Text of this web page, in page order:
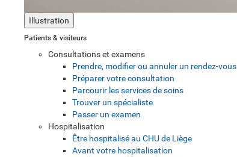
Illustration
Patients & visiteurs
Consultations et examens
Prendre, modifier ou annuler un rendez-vous
Préparer votre consultation
Parcourir les services de soins
Trouver un spécialiste
Passer un examen
Hospitalisation
Être hospitalisé au CHU de Liège
Avant votre hospitalisation